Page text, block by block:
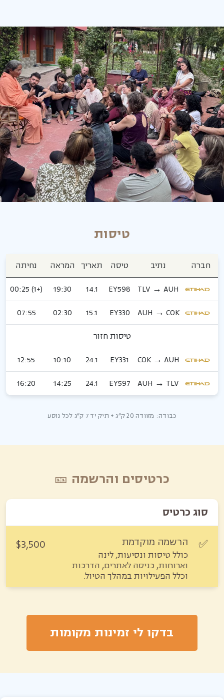
טיסות
חברה נתיב טיסה תאריך המראה נחיתה
TLV → AUH
EY598
14.1
19:30
(+1) 00:25
AUH → COK
EY330
15.1
02:30
07:55
טיסות חזור
COK → AUH
EY331
24.1
10:10
12:55
AUH → TLV
EY597
24.1
14:25
16:20
כבודה: מזוודה 20 ק״ג + תיק יד 7 ק״ג לכל נוסע
כרטיסים והרשמה 🎫
סוג כרטיס
✅ הרשמה מוקדמת
כולל טיסות ונסיעות, לינה
וארוחות, כניסה לאתרים, הדרכות
וכלל הפעילויות במהלך הטיול.
$3,500
בדקו לי זמינות מקומות